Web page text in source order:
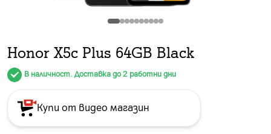
Honor X5c Plus 64GB Black
В наличност. Доставка до 2 работни дни
Купи от видео магазин